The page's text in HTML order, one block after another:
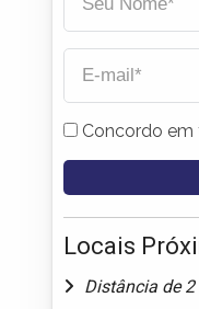
Concordo
Locais
Distância de